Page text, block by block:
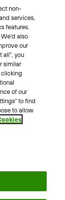
non-
services,
features.
also
our
all”, you
similar
clicking
of our
to find
to allow